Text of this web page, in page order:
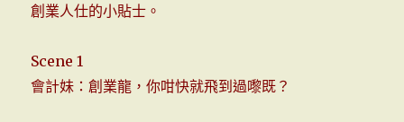
創業人仕的小貼士。
Scene 1
會計妹：創業龍，你咁快就飛到過嚟既？